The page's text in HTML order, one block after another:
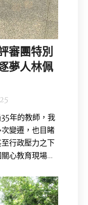
審團特別
夢人林佩
年的教師，我
變遷，也目睹
行政壓力之下
心教育現場、
改善教育環境